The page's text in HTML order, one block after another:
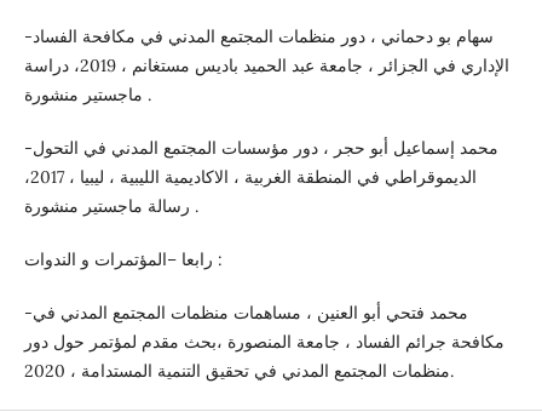
-سهام بو دحماني ، دور منظمات المجتمع المدني في مكافحة الفساد
الإداري في الجزائر ، جامعة عبد الحميد باديس مستغانم ، 2019، دراسة
ماجستير منشورة .
-محمد إسماعيل أبو حجر ، دور مؤسسات المجتمع المدني في التحول
الديموقراطي في المنطقة الغربية ، الاكاديمية الليبية ، ليبيا ، 2017،
رسالة ماجستير منشورة .
رابعا –المؤتمرات و الندوات :
-محمد فتحي أبو العنين ، مساهمات منظمات المجتمع المدني في
مكافحة جرائم الفساد ، جامعة المنصورة ،بحث مقدم لمؤتمر حول دور
منظمات المجتمع المدني في تحقيق التنمية المستدامة ، 2020.